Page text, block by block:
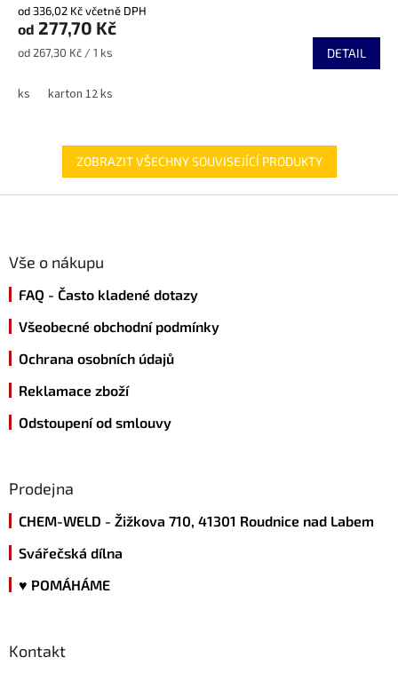
od 336,02 Kč včetně DPH
od 277,70 Kč
Měrná
od 267,30 Kč / 1 ks DETAIL
ks karton 12 ks
ZOBRAZIT VŠECHNY SOUVISEJÍCÍ PRODUKTY
Vše o nákupu
FAQ - Často kladené dotazy
Všeobecné obchodní podmínky
Ochrana osobních údajů
Reklamace zboží
Odstoupení od smlouvy
Prodejna
CHEM-WELD - Žižkova 710, 41301 Roudnice nad Labem
Svářečská dílna
♥ POMÁHÁME
Kontakt